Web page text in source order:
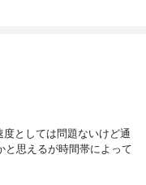
としては問題ないけど通
と思えるが時間帯によって